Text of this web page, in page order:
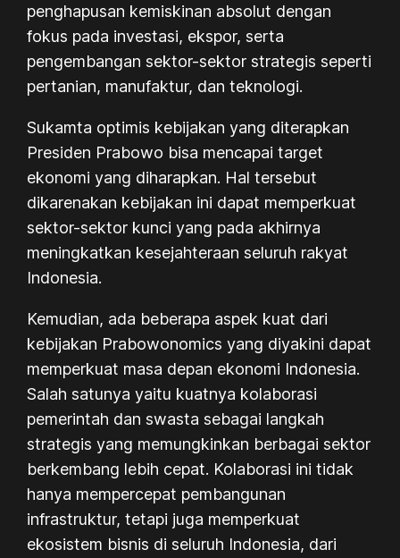
penghapusan kemiskinan absolut dengan
fokus pada investasi, ekspor, serta
pengembangan sektor-sektor strategis seperti
pertanian, manufaktur, dan teknologi.
Sukamta optimis kebijakan yang diterapkan
Presiden Prabowo bisa mencapai target
ekonomi yang diharapkan. Hal tersebut
dikarenakan kebijakan ini dapat memperkuat
sektor-sektor kunci yang pada akhirnya
meningkatkan kesejahteraan seluruh rakyat
Indonesia.
Kemudian, ada beberapa aspek kuat dari
kebijakan Prabowonomics yang diyakini dapat
memperkuat masa depan ekonomi Indonesia.
Salah satunya yaitu kuatnya kolaborasi
pemerintah dan swasta sebagai langkah
strategis yang memungkinkan berbagai sektor
berkembang lebih cepat. Kolaborasi ini tidak
hanya mempercepat pembangunan
infrastruktur, tetapi juga memperkuat
ekosistem bisnis di seluruh Indonesia, dari